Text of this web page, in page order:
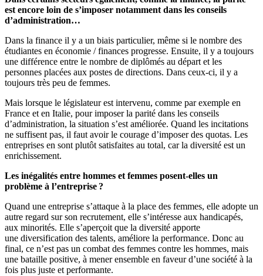
est encore loin de s’imposer notamment dans les conseils
d’administration…
Dans la finance il y a un biais particulier, même si le nombre des
étudiantes en économie / finances progresse. Ensuite, il y a toujours
une différence entre le nombre de diplômés au départ et les
personnes placées aux postes de directions. Dans ceux-ci, il y a
toujours très peu de femmes.
Mais lorsque le législateur est intervenu, comme par exemple en
France et en Italie, pour imposer la parité dans les conseils
d’administration, la situation s’est améliorée. Quand les incitations
ne suffisent pas, il faut avoir le courage d’imposer des quotas. Les
entreprises en sont plutôt satisfaites au total, car la diversité est un
enrichissement.
Les inégalités entre hommes et femmes posent-elles un
problème à l’entreprise ?
Quand une entreprise s’attaque à la place des femmes, elle adopte un
autre regard sur son recrutement, elle s’intéresse aux handicapés,
aux minorités. Elle s’aperçoit que la diversité apporte
une diversification des talents, améliore la performance. Donc au
final, ce n’est pas un combat des femmes contre les hommes, mais
une bataille positive, à mener ensemble en faveur d’une société à la
fois plus juste et performante.